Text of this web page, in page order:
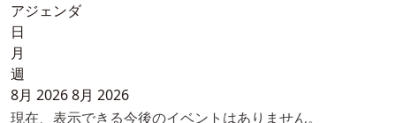
アジェンダ
日
月
週
8月 20268月 2026
現在、表示できる今後のイベントはありません。